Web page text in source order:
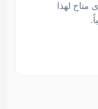
متاح لهذا